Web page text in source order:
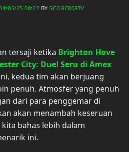
05/25 00:22 BYSCORE808TV
tersaji ketika Brighton Hove
City: Duel Seru di Amex
kedua tim akan berjuang
penuh. Atmosfer yang penuh
dari para penggemar di
akan menambah keseruan
bahas lebih dalam
ini.